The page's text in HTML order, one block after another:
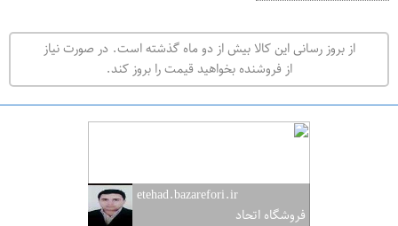
ی
ت
ه
ر
ا
از بروز رسانی این کالا بیش از دو ماه گذشته است. در صورت نیاز
از فروشنده بخواهید قیمت را بروز کند.
etehad.bazarefori.ir
فروشگاه اتحاد